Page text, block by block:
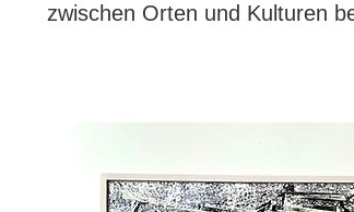
zwischen Orten und Kulturen